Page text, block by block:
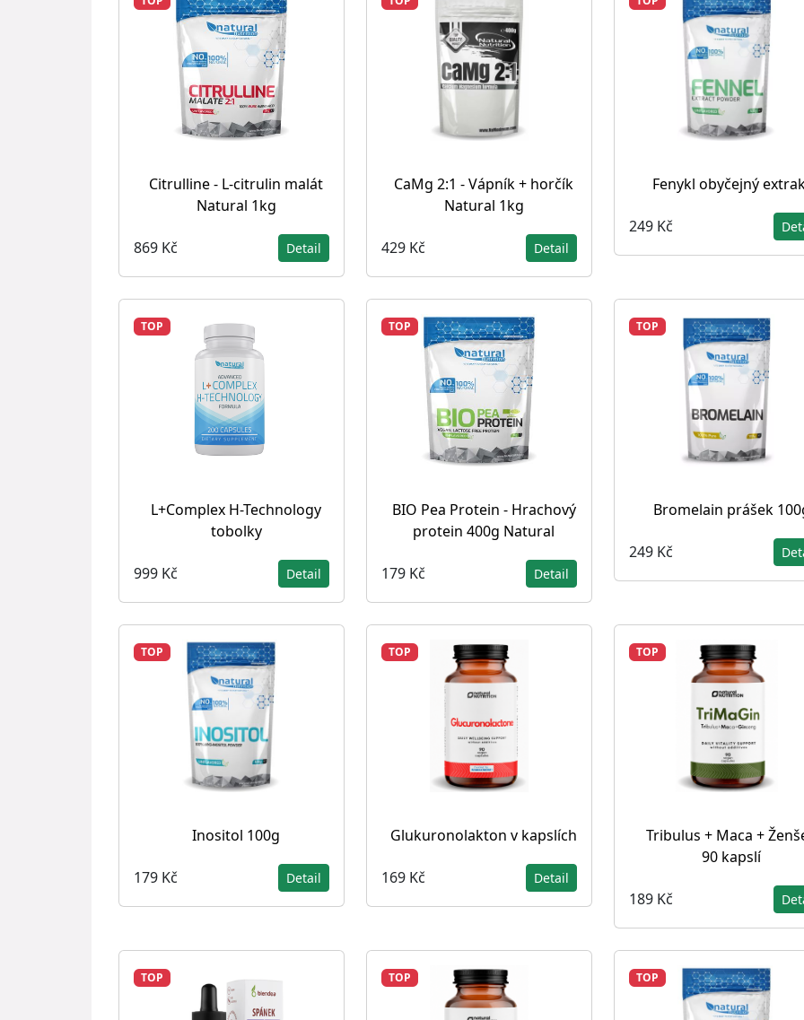
Citrulline - L-citrulin malát
Natural 1kg
869 Kč Detail
CaMg 2:1 - Vápník + horčík
Natural 1kg
429 Kč Detail
Fenykl obyčejný
249 Kč
TOP
L+Complex H-Technology
tobolky
999 Kč Detail
TOP
BIO Pea Protein - Hrachový
protein 400g Natural
179 Kč Detail
TOP
Bromelain prášek
249 Kč
TOP
Inositol 100g
179 Kč Detail
TOP
Glukuronolakton v kapslích
169 Kč Detail
TOP
Tribulus + Maca +
90 kapslí
189 Kč
TOP TOP TOP